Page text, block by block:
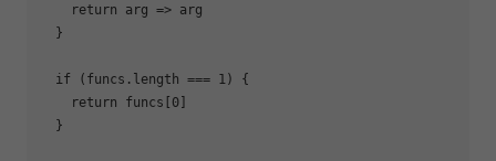
return
arg => arg
  }
if (funcs.length === 1 ) {
return funcs[ 0]
  }